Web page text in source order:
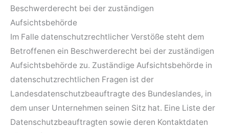
Beschwerderecht bei der zuständigen
Aufsichtsbehörde
Im Falle datenschutzrechtlicher Verstöße steht dem
Betroffenen ein Beschwerderecht bei der zuständigen
Aufsichtsbehörde zu. Zuständige Aufsichtsbehörde in
datenschutzrechtlichen Fragen ist der
Landesdatenschutzbeauftragte des Bundeslandes, in
dem unser Unternehmen seinen Sitz hat. Eine Liste der
Datenschutzbeauftragten sowie deren Kontaktdaten